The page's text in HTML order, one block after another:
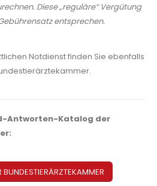
Diese „reguläre“ Vergütung
entsprechen.
Notdienst finden Sie ebenfalls
Antworten-Katalog der
BUNDESTIERÄRZTEKAMMER